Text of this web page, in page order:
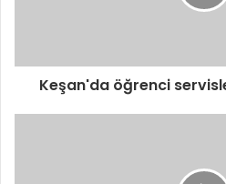
Keşan'da öğrenci